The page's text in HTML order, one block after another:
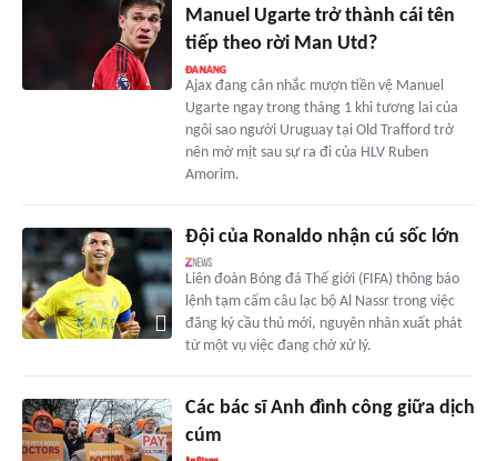
Manuel Ugarte trở thành cái tên
tiếp theo rời Man Utd?
Ajax đang cân nhắc mượn tiền vệ Manuel
Ugarte ngay trong tháng 1 khi tương lai của
ngôi sao người Uruguay tại Old Trafford trở
nên mờ mịt sau sự ra đi của HLV Ruben
Amorim.
Đội của Ronaldo nhận cú sốc lớn
Liên đoàn Bóng đá Thế giới (FIFA) thông báo
lệnh tạm cấm câu lạc bộ Al Nassr trong việc
đăng ký cầu thủ mới, nguyên nhân xuất phát
từ một vụ việc đang chờ xử lý.
Các bác sĩ Anh đình công giữa dịch
cúm